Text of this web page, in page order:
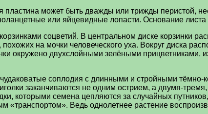
пластина может быть дважды или трижды перистой,
или яйцевидные лопасти. Основание
соцветий. В центральном диске корзинки
на мочки человеческого уха. Вокруг диска
окружено двухслойными зелёными прицветниками,
соплодия с длинными и стройными
заканчиваются не одним острием, а двумя-
которыми семена цепляются за случайных
Ведь однолетнее растение